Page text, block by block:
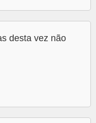
desta vez não